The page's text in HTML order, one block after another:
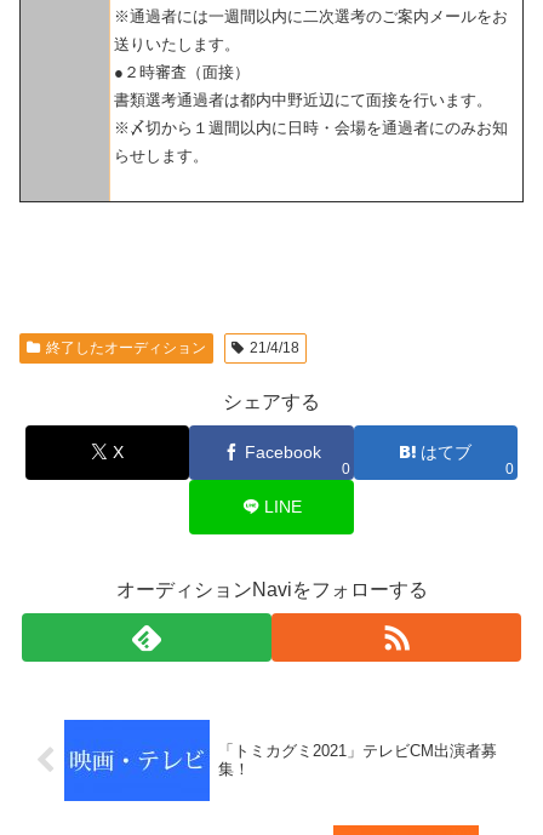
※通過者には一週間以内に二次選考のご案内メールをお
送りいたします。
●２時審査（面接）
書類選考通過者は都内中野近辺にて面接を行います。
※〆切から１週間以内に日時・会場を通過者にのみお知
らせします。
終了したオーディション 21/4/18
シェアする
X Facebook
0
はてブ
0
LINE
オーディションNaviをフォローする
「トミカグミ2021」テレビCM出演者募
集！